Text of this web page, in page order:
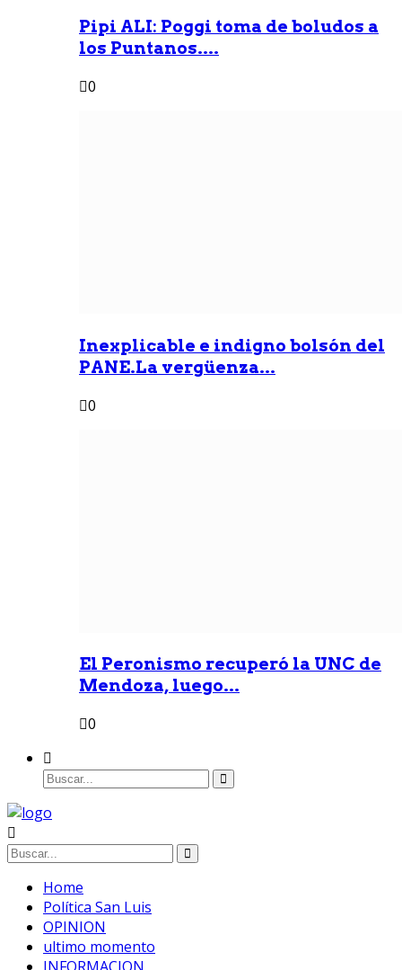
Pipi ALI: Poggi toma de boludos a
los Puntanos....
0
Inexplicable e indigno bolsón del
PANE.La vergüenza...
0
El Peronismo recuperó la UNC de
Mendoza, luego...
0
Home
Política San Luis
OPINION
ultimo momento